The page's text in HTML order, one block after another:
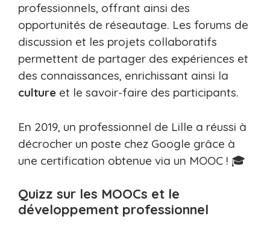
professionnels, offrant ainsi des
opportunités de réseautage. Les forums de
discussion et les projets collaboratifs
permettent de partager des expériences et
des connaissances, enrichissant ainsi la
culture et le savoir-faire des participants.
En 2019, un professionnel de Lille a réussi à
décrocher un poste chez Google grâce à
une certification obtenue via un MOOC ! 🎓
Quizz sur les MOOCs et le
développement professionnel